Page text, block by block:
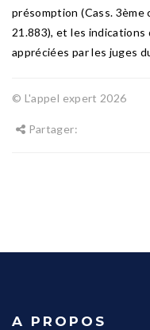
présomption (Cass. 3ème
21.883), et les
appréciées par les juges
© L'appel expert 2026
Partager:
A PROPOS